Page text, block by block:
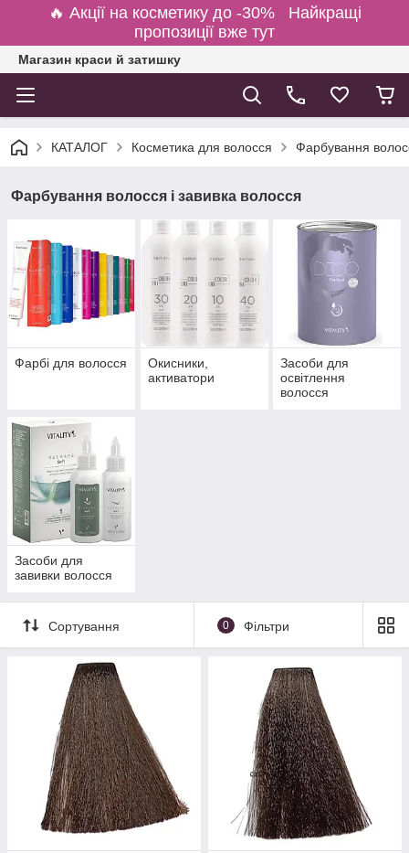
🔥 Акції на косметику до -30% Найкращі
пропозиції вже тут
Магазин краси й затишку
КАТАЛОГ Косметика для волосся Фарбування
Фарбування волосся і завивка волосся
Фарбі для волосся
Окисники,
активатори
Засоби для
освітлення
волосся
Засоби для
завивки волосся
Сортування 0 Фільтри